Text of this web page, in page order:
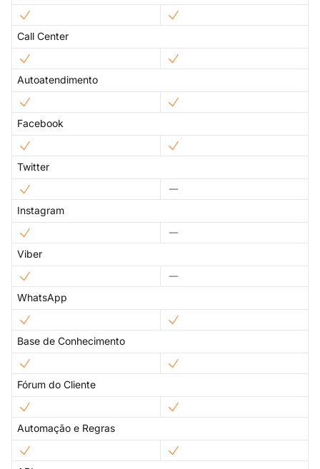
Call Center
Autoatendimento
Facebook
Twitter
Instagram
Viber
WhatsApp
Base de Conhecimento
Fórum do Cliente
Automação e Regras